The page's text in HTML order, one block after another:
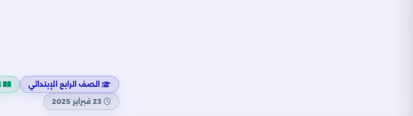
الصف الرابع الإبتدائي
23 فبراير 2025